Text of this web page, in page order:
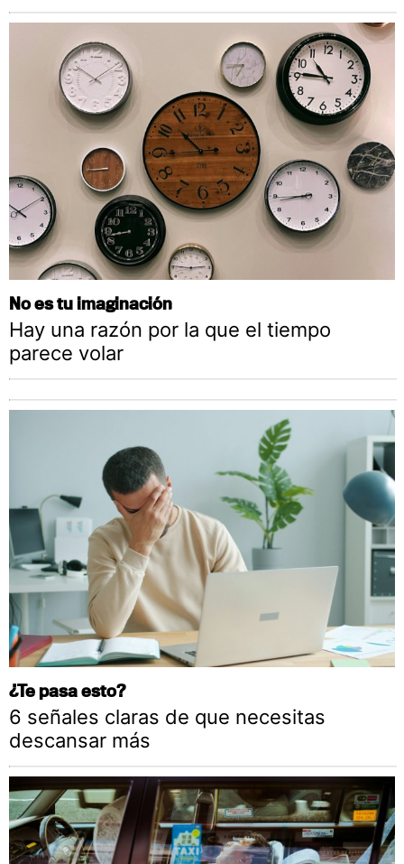
No es tu imaginación
Hay una razón por la que el tiempo
parece volar
¿Te pasa esto?
6 señales claras de que necesitas
descansar más